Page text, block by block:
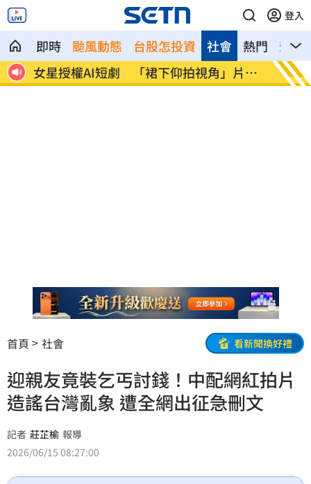
登入
即時 颱風動態 台股怎投資 熱門 影音
社會
女星授權AI短劇 「裙下仰拍視角」片挨
轟
防代刀！
人
首頁 社會 看新聞換好禮
迎親友竟裝乞丐討錢！中配網紅拍片
造謠台灣亂象 遭全網出征急刪文
記者 莊芷榆 報導
2026/06/15 08:27:00